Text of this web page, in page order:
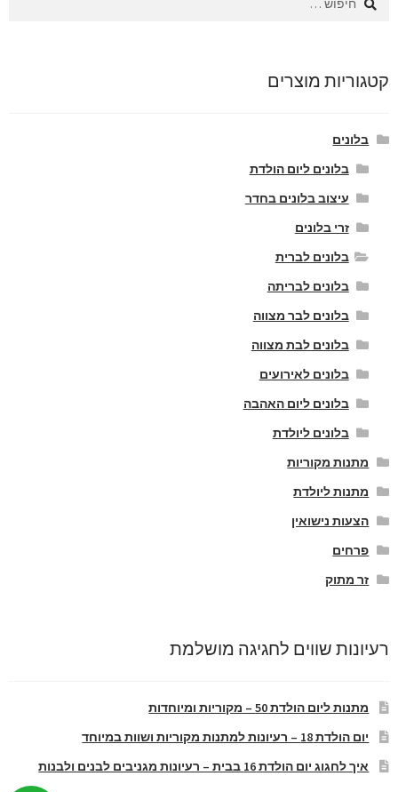
קטגוריות מוצרים
בלונים
בלונים ליום הולדת
עיצוב בלונים בחדר
זרי בלונים
בלונים לברית
בלונים לבריתה
בלונים לבר מצווה
בלונים לבת מצווה
בלונים לאירועים
בלונים ליום האהבה
בלונים ליולדת
מתנות מקוריות
מתנות ליולדת
הצעות נישואין
פרחים
זר מתוק
רעיונות שווים לחגיגה מושלמת
מתנות ליום הולדת 50 – מקוריות ומיוחדות
יום הולדת 18 – רעיונות למתנות מקוריות ושוות במיוחד
איך לחגוג יום הולדת 16 בבית – רעיונות מגניבים לבנים ולבנות